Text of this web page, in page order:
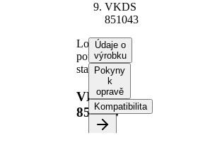
VKDS
851043
Ložiskové
pouzdro,
stabilizátor
VKDS
851043
Údaje o
výrobku
Pokyny
k
opravě
Kompatibilita